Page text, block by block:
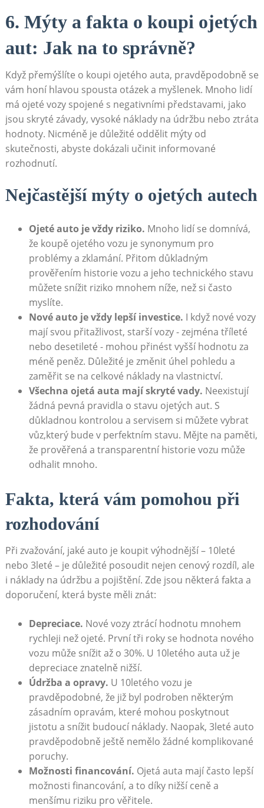
6. ⁤Mýty a fakta o koupi ojetých
aut: Jak na to ⁣správně?
Když přemýšlíte o ⁤koupi ojetého auta, pravděpodobně⁤ se
vám ⁣honí ‌hlavou​ spousta otázek a myšlenek. Mnoho lidí
má ⁤ojeté vozy‍ spojené s negativními představami, jako
jsou skryté⁣ závady, vysoké náklady na údržbu nebo ztráta
hodnoty. Nicméně je důležité oddělit mýty od
skutečnosti, abyste dokázali učinit informované
rozhodnutí.
Nejčastější mýty o ojetých autech
Ojeté auto​ je vždy riziko. Mnoho⁤ lidí se domnívá,
že koupě ojetého vozu je synonymum pro
problémy a⁢ zklamání. Přitom důkladným
prověřením historie vozu a jeho technického stavu
můžete snížit riziko mnohem‌ níže, než⁤ si často
myslíte.
Nové ⁤auto⁤ je vždy lepší investice. I když nové vozy
mají ‍svou přitažlivost, starší vozy ⁣- zejména tříleté
nebo​ desetileté -⁣ mohou přinést vyšší hodnotu za
méně⁣ peněz. Důležité⁢ je změnit úhel pohledu‌ a
zaměřit se na ​celkové náklady na vlastnictví.
Všechna ojetá auta mají skryté vady. Neexistují
žádná pevná pravidla o stavu ojetých aut.⁢ S
⁤důkladnou⁣ kontrolou a‍ servisem si můžete vybrat
vůz,který bude v perfektním ‍stavu. Mějte ‍na paměti,
že prověřená ‍a transparentní⁣ historie ​vozu⁤ může ​
odhalit‌ mnoho.
Fakta, která⁢ vám pomohou při
rozhodování
Při zvažování, jaké auto je koupit výhodnější – 10leté
nebo 3leté – je ‍důležité posoudit nejen cenový rozdíl, ale
i náklady na ⁣údržbu⁣ a pojištění. Zde ​jsou některá fakta a
doporučení, která byste měli znát:
Depreciace. ⁣Nové vozy ztrácí hodnotu‍ mnohem
rychleji než ojeté. ‍První tři roky se hodnota ⁤nového
vozu ⁤může snížit ​až o 30%. U 10letého auta už je
depreciace znatelně⁣ nižší.
Údržba a ⁣opravy. U 10letého vozu je
pravděpodobné, že ⁤již ⁣byl podroben některým
zásadním ‌opravám, které mohou poskytnout‍
jistotu a snížit budoucí⁣ náklady.​ Naopak, ‍3leté auto
pravděpodobně ještě nemělo žádné komplikované
poruchy.
Možnosti ⁣financování. Ojetá auta mají​ často ‌lepší
možnosti financování, ‌a ‌to‍ díky nižší ceně ‍a
menšímu riziku pro věřitele.